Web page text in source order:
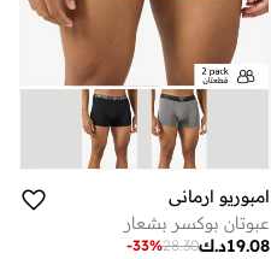
امبوريو ارماني
عبوتان بوكسر بشعار
د.ك19.08
28.30
-33%